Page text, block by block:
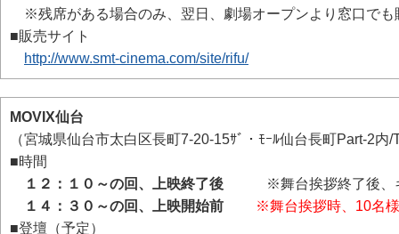
※残席がある場合のみ、翌日、劇場オープンより窓口でも
■販売サイト
http://www.smt-cinema.com/site/rifu/
MOVIX仙台
（宮城県仙台市太白区長町7-20-15ｻﾞ・ﾓｰﾙ仙台長町Part-2内
■時間
１２：１０～の回、上映終了後 ※舞台挨拶終了後、キ
１４：３０～の回、上映開始前
※舞台挨拶時、10名
■登壇（予定）